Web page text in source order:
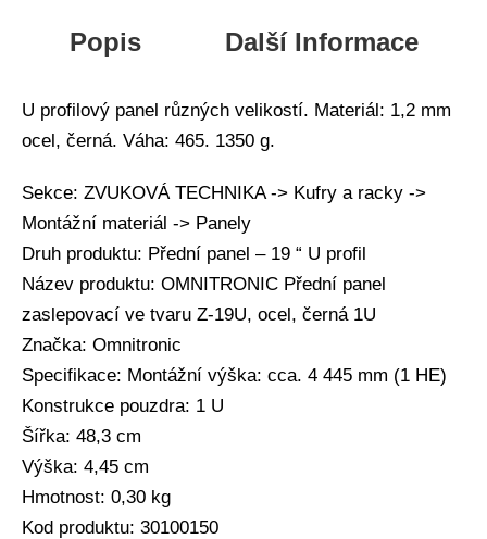
Popis Další Informace
U profilový panel různých velikostí. Materiál: 1,2 mm
ocel, černá. Váha: 465. 1350 g.
Sekce: ZVUKOVÁ TECHNIKA -> Kufry a racky ->
Montážní materiál -> Panely
Druh produktu: Přední panel – 19 “ U profil
Název produktu: OMNITRONIC Přední panel
zaslepovací ve tvaru Z-19U, ocel, černá 1U
Značka: Omnitronic
Specifikace: Montážní výška: cca. 4 445 mm (1 HE)
Konstrukce pouzdra: 1 U
Šířka: 48,3 cm
Výška: 4,45 cm
Hmotnost: 0,30 kg
Kod produktu: 30100150